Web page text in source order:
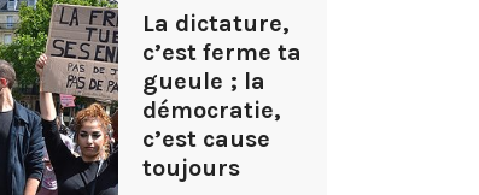
La dictature,
c’est ferme ta
gueule ; la
démocratie,
c’est cause
toujours